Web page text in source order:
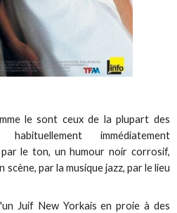
le sont ceux de la plupart des
immédiatement
le ton, un humour noir corrosif,
par la musique jazz, par le lieu
Juif New Yorkais en proie à des